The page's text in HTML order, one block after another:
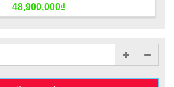
48,900,000₫